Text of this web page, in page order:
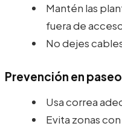
Mantén las
fuera de
No dejes
Prevención en
Usa correa
Evita zonas